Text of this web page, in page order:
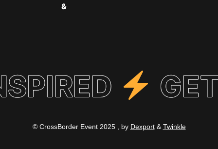
&
© CrossBorder Event 2025 , by Dexport& Twinkle